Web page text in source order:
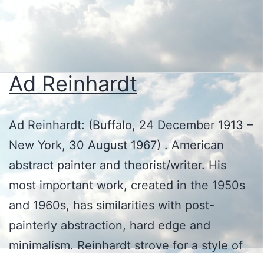
Ad Reinhardt
Ad Reinhardt: (Buffalo, 24 December 1913 –
New York, 30 August 1967) . American
abstract painter and theorist/writer. His
most important work, created in the 1950s
and 1960s, has similarities with post-
painterly abstraction, hard edge and
minimalism. Reinhardt strove for a style of